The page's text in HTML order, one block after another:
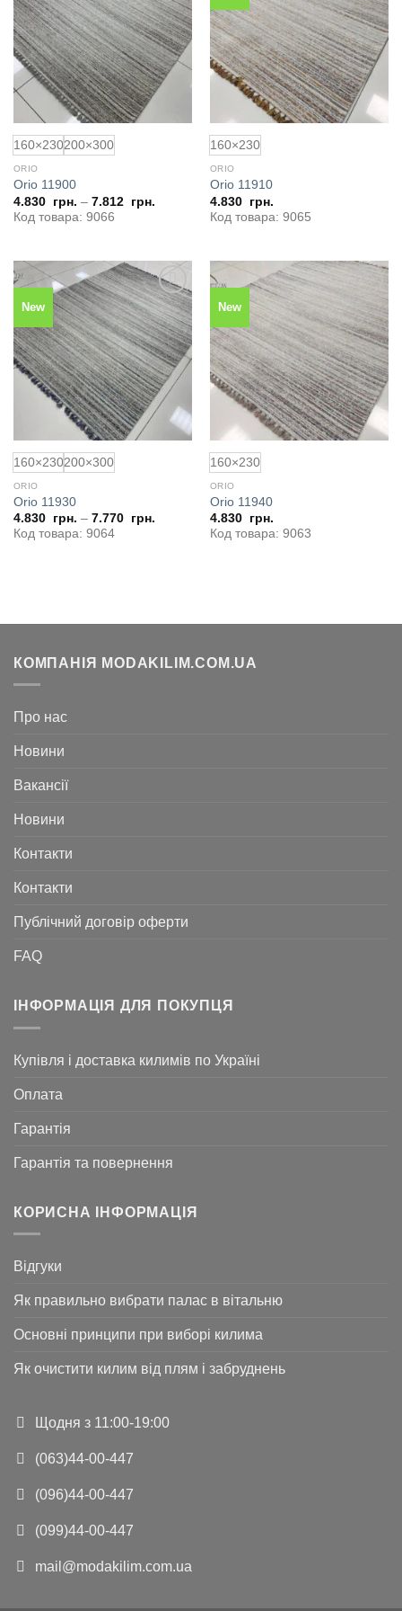
обраного
160×230200×300
ORIO
Orio 11900
4.830 грн. – 7.812 грн.
Код товара: 9066
обраного
160×230
ORIO
Orio 11910
4.830 грн.
Код товара: 9065
New
Додати
до
обраного
160×230200×300
ORIO
Orio 11930
4.830 грн. – 7.770 грн.
Код товара: 9064
New
Додати
до
обраного
160×230
ORIO
Orio 11940
4.830 грн.
Код товара: 9063
КОМПАНІЯ MODAKILIM.COM.UA
Про нас
Новини
Вакансії
Новини
Контакти
Контакти
Публічний договір оферти
FAQ
ІНФОРМАЦІЯ ДЛЯ ПОКУПЦЯ
Купівля і доставка килимів по Україні
Оплата
Гарантія
Гарантія та повернення
КОРИСНА ІНФОРМАЦІЯ
Відгуки
Як правильно вибрати палас в вітальню
Основні принципи при виборі килима
Як очистити килим від плям і забруднень
Щодня з 11:00-19:00
(063)44-00-447
(096)44-00-447
(099)44-00-447
mail@modakilim.com.ua